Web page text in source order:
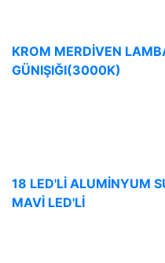
KROM MERDİVEN
GÜNIŞIĞI(3000K)
18 LED'Lİ ALUMİNYUM
MAVİ LED'Lİ